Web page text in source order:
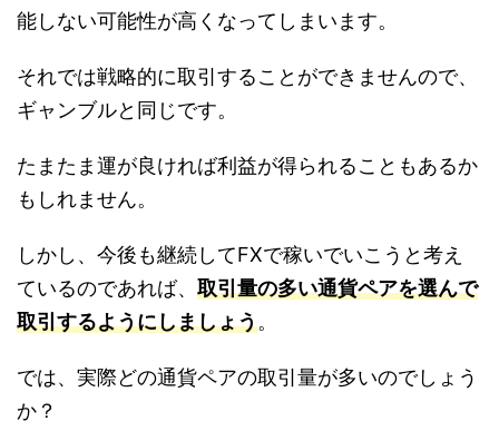
能しない可能性が高くなってしまいます。
それでは戦略的に取引することができませんので、
ギャンブルと同じです。
たまたま運が良ければ利益が得られることもあるか
もしれません。
しかし、今後も継続してFXで稼いでいこうと考え
ているのであれば、 取引量の多い通貨ペアを選んで
取引するようにしましょう。
では、実際どの通貨ペアの取引量が多いのでしょう
か？